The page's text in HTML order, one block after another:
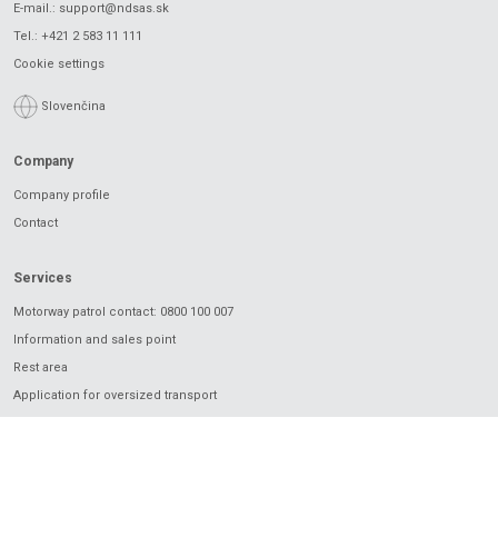
E-mail.: support@ndsas.sk
Tel.: +421 2 583 11 111
Cookie settings
Slovenčina
Company
Company profile
Contact
Services
Motorway patrol contact: 0800 100 007
Information and sales point
Rest area
Application for oversized transport